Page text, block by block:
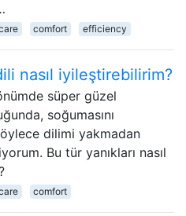
comfort efficiency
nasıl iyileştirebilirim?
süper güzel
soğumasını
dilimi yakmadan
Bu tür yanıkları nasıl
comfort